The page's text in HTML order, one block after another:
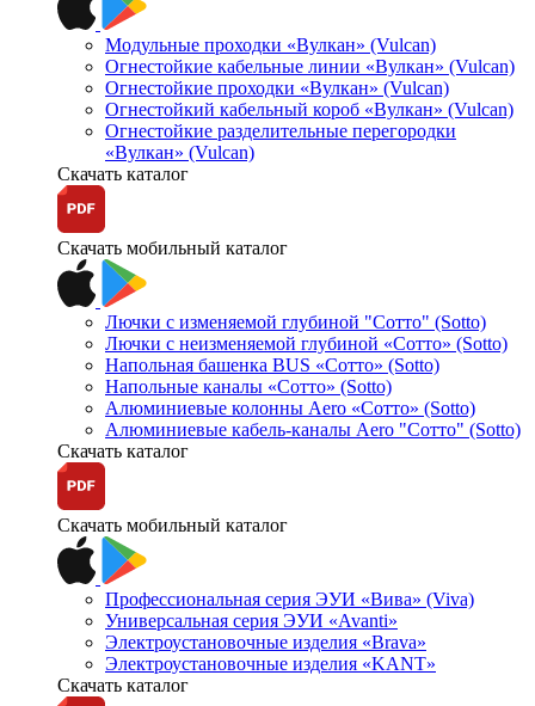
Модульные проходки «Вулкан» (Vulcan)
Огнестойкие кабельные линии «Вулкан» (Vulcan)
Огнестойкие проходки «Вулкан» (Vulcan)
Огнестойкий кабельный короб «Вулкан» (Vulcan)
Огнестойкие разделительные перегородки
«Вулкан» (Vulcan)
Скачать каталог
Скачать мобильный каталог
Лючки с изменяемой глубиной "Сотто" (Sotto)
Лючки с неизменяемой глубиной «Сотто» (Sotto)
Напольная башенка BUS «Сотто» (Sotto)
Напольные каналы «Сотто» (Sotto)
Алюминиевые колонны Aero «Сотто» (Sotto)
Алюминиевые кабель-каналы Aero "Сотто" (Sotto)
Скачать каталог
Скачать мобильный каталог
Профессиональная серия ЭУИ «Вива» (Viva)
Универсальная серия ЭУИ «Avanti»
Электроустановочные изделия «Brava»
Электроустановочные изделия «KANT»
Скачать каталог